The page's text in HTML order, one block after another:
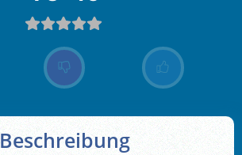
Beschreibung